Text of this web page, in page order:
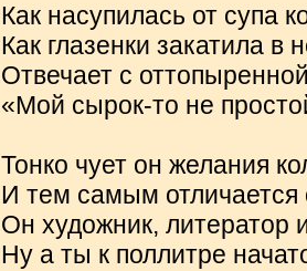
Как насупилась от супа
Как глазенки закатила в
Отвечает с
«Мой сырок-то не
Тонко чует он желания
И тем самым отличается
Он художник, литератор
Ну а ты к поллитре